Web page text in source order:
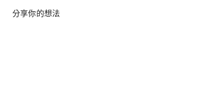
分享你的想法